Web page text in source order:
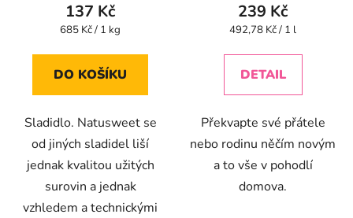
137 Kč
Měrná
685 Kč / 1 kg
DO KOŠÍKU
Sladidlo. Natusweet se
od jiných sladidel liší
jednak kvalitou užitých
surovin a jednak
vzhledem a technickými
239 Kč
Měrná
492,78 Kč / 1 l
DETAIL
Překvapte své přátele
nebo rodinu něčím novým
a to vše v pohodlí
domova.